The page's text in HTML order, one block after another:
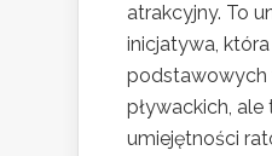
atrakcyjny. To
inicjatywa,
podstawowych
pływackich, ale
umiejętności